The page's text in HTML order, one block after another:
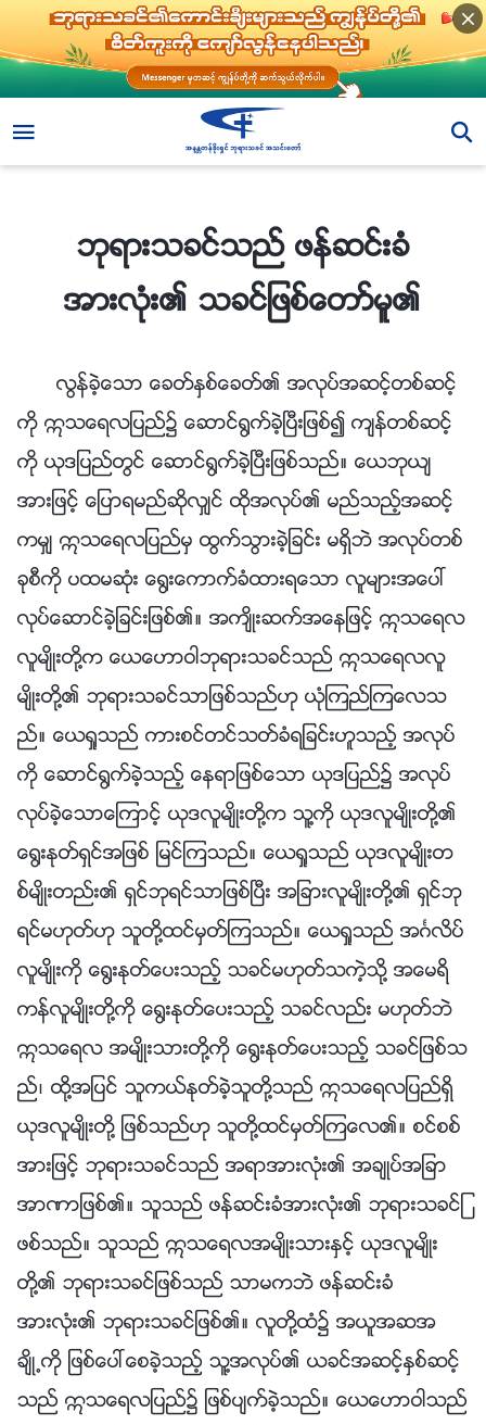
ဘုရားသခင္သည္ ဖန္ဆင္းခံအားလုံး၏ သခင္ျဖစ္ေတာ္မူ၏
ဘုရားသခင္သည္ ဖန္ဆင္းခံ
အားလုံး၏ သခင္ျဖစ္ေတာ္မူ၏
လြန္ခဲ့ေသာ ေခတ္ႏွစ္ေခတ္၏ အလုပ္အဆင့္တစ္ဆင့္
ကို ဣသေရလျပည္၌ ေဆာင္႐ြက္ခဲ့ၿပီးျဖစ္၍ က်န္တစ္ဆင့္
ကို ယုဒျပည္တြင္ ေဆာင္႐ြက္ခဲ့ၿပီးျဖစ္သည္။ ေယဘုယ်
အားျဖင့္ ေျပာရမည္ဆိုလွ်င္ ထိုအလုပ္၏ မည္သည့္အဆင့္
ကမွ် ဣသေရလျပည္မွ ထြက္သြားခဲ့ျခင္း မရွိဘဲ အလုပ္တစ္
ခုစီကို ပထမဆုံး ေ႐ြးေကာက္ခံထားရေသာ လူမ်ားအေပၚ
လုပ္ေဆာင္ခဲ့ျခင္းျဖစ္၏။ အက်ိဳးဆက္အေနျဖင့္ ဣသေရလ
လူမ်ိဳးတို႔က ေယေဟာဝါဘုရားသခင္သည္ ဣသေရလလူ
မ်ိဳးတို႔၏ ဘုရားသခင္သာျဖစ္သည္ဟု ယုံၾကည္ၾကေလသ
ည္။ ေယရႈသည္ ကားစင္တင္သတ္ခံရျခင္းဟူသည့္ အလုပ္
ကို ေဆာင္႐ြက္ခဲ့သည့္ ေနရာျဖစ္ေသာ ယုဒျပည္၌ အလုပ္
လုပ္ခဲ့ေသာေၾကာင့္ ယုဒလူမ်ိဳးတို႔က သူ႔ကို ယုဒလူမ်ိဳးတို႔၏
ေ႐ြးႏုတ္ရွင္အျဖစ္ ျမင္ၾကသည္။ ေယရႈသည္ ယုဒလူမ်ိဳးတ
စ္မ်ိဳးတည္း၏ ရွင္ဘုရင္သာျဖစ္ၿပီး အျခားလူမ်ိဳးတို႔၏ ရွင္ဘု
ရင္မဟုတ္ဟု သူတို႔ထင္မွတ္ၾကသည္။ ေယရႈသည္ အဂၤလိပ္
လူမ်ိဳးကို ေ႐ြးႏုတ္ေပးသည့္ သခင္မဟုတ္သကဲ့သို႔ အေမရိ
ကန္လူမ်ိဳးတို႔ကို ေ႐ြးႏုတ္ေပးသည့္ သခင္လည္း မဟုတ္ဘဲ
ဣသေရလ အမ်ိဳးသားတို႔ကို ေ႐ြးႏုတ္ေပးသည့္ သခင္ျဖစ္သ
ည္၊ ထို႔အျပင္ သူကယ္ႏုတ္ခဲ့သူတို႔သည္ ဣသေရလျပည္ရွိ
ယုဒလူမ်ိဳးတို႔ ျဖစ္သည္ဟု သူတို႔ထင္မွတ္ၾကေလ၏။ စင္စစ္
အားျဖင့္ ဘုရားသခင္သည္ အရာအားလုံး၏ အခ်ဳပ္အျခာ
အာဏာျဖစ္၏။ သူသည္ ဖန္ဆင္းခံအားလုံး၏ ဘုရားသခင္ျ
ဖစ္သည္။ သူသည္ ဣသေရလအမ်ိဳးသားႏွင့္ ယုဒလူမ်ိဳး
တို႔၏ ဘုရားသခင္ျဖစ္သည္ သာမကဘဲ ဖန္ဆင္းခံ
အားလုံး၏ ဘုရားသခင္ျဖစ္၏။ လူတို႔ထံ၌ အယူအဆအ
ခ်ိဳ႕ကို ျဖစ္ေပၚေစခဲ့သည့္ သူ႔အလုပ္၏ ယခင္အဆင့္ႏွစ္ဆင့္
သည္ ဣသေရလျပည္၌ ျဖစ္ပ်က္ခဲ့သည္။ ေယေဟာဝါသည္